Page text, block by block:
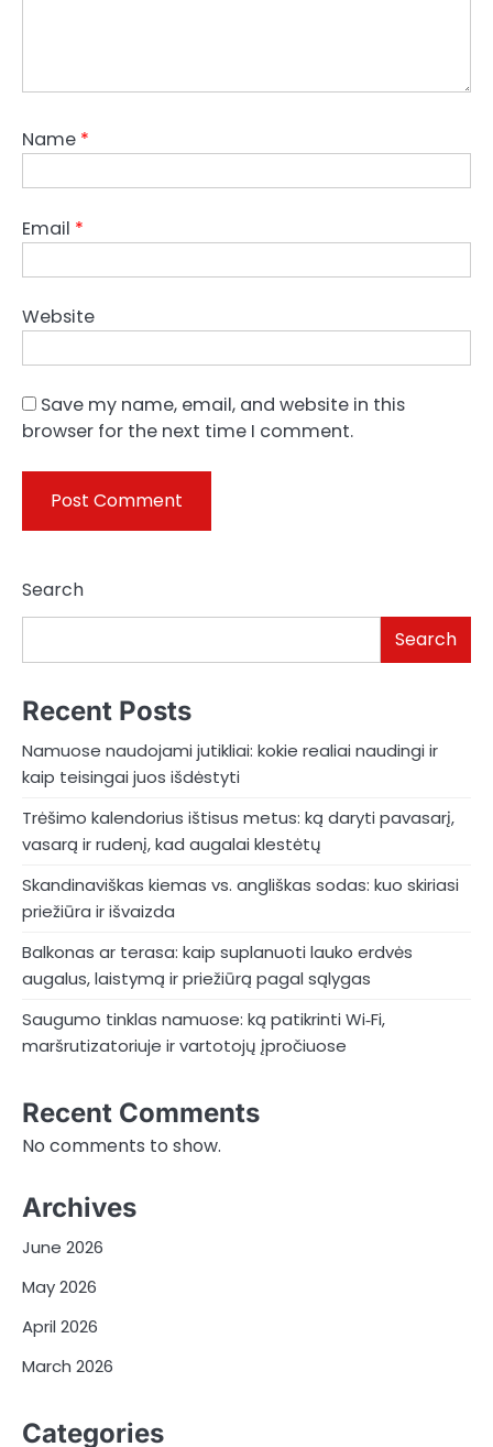
Name *
Email *
Website
Save my name, email, and website in this
browser for the next time I comment.
Search
Search
Recent Posts
Namuose naudojami jutikliai: kokie realiai naudingi ir
kaip teisingai juos išdėstyti
Trėšimo kalendorius ištisus metus: ką daryti pavasarį,
vasarą ir rudenį, kad augalai klestėtų
Skandinaviškas kiemas vs. angliškas sodas: kuo skiriasi
priežiūra ir išvaizda
Balkonas ar terasa: kaip suplanuoti lauko erdvės
augalus, laistymą ir priežiūrą pagal sąlygas
Saugumo tinklas namuose: ką patikrinti Wi‑Fi,
maršrutizatoriuje ir vartotojų įpročiuose
Recent Comments
No comments to show.
Archives
June 2026
May 2026
April 2026
March 2026
Categories